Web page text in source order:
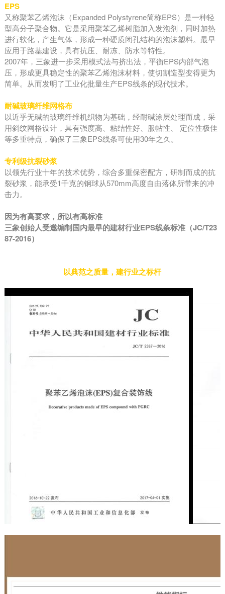
EPS
又称聚苯乙烯泡沫（Expanded Polystyrene简称EPS）是一种轻
型高分子聚合物。它是采用聚苯乙烯树脂加入发泡剂，同时加热
进行软化，产生气体，形成一种硬质闭孔结构的泡沫塑料。最早
应用于路基建设，具有抗压、耐冻、防水等特性。
2007年，三象进一步采用模式法与挤出法，平衡EPS内部气泡
压，形成更具稳定性的聚苯乙烯泡沫材料，使切割造型变得更为
简单。从而发明了工业化批量生产EPS线条的现代技术。
耐碱玻璃纤维网格布
以近乎无碱的玻璃纤维机织物为基础，经耐碱涂层处理而成，采
用斜纹网格设计，具有强度高、粘结性好、服帖性、 定位性极佳
等多重特点，确保了三象EPS线条可使用30年之久。
专利级抗裂砂浆
以领先行业十年的技术优势，综合多重保密配方，研制而成的抗
裂砂浆，能承受1千克的钢球从570mm高度自由落体所带来的冲
击力。
因为有高要求，所以有高标准
三象创始人受邀编制国内最早的建材行业EPS线条标准（JC/T23
87-2016）
以典范之质量，建行业之标杆